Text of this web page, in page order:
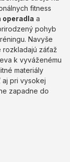
fitness
a
pohyb
Navyše
rozkladajú záťaž
k vyváženému
materiály
pri vysokej
zapadne do